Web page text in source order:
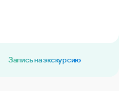
Запись на экскурсию